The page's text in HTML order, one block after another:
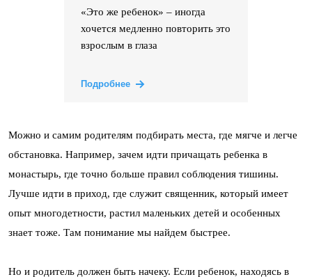
«Это же ребенок» – иногда
хочется медленно повторить это
взрослым в глаза
Подробнее
Можно и самим родителям подбирать места, где мягче и легче
обстановка. Например, зачем идти причащать ребенка в
монастырь, где точно больше правил соблюдения тишины.
Лучше идти в приход, где служит священник, который имеет
опыт многодетности, растил маленьких детей и особенных
знает тоже. Там понимание мы найдем быстрее.
Но и родитель должен быть начеку. Если ребенок, находясь в